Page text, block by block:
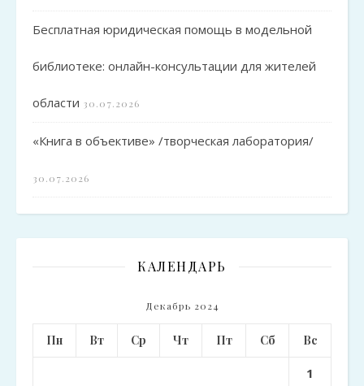
Бесплатная юридическая помощь в модельной
библиотеке: онлайн-консультации для жителей
области 30.07.2026
«Книга в объективе» /творческая лаборатория/
30.07.2026
КАЛЕНДАРЬ
Декабрь 2024
Пн Вт Ср Чт Пт Сб Вс
1